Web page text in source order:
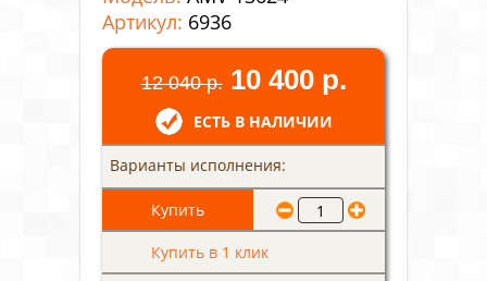
Артикул: 6936
12 040 р. 10 400 р.
ЕСТЬ В НАЛИЧИИ
Варианты исполнения:
Купить в 1 клик